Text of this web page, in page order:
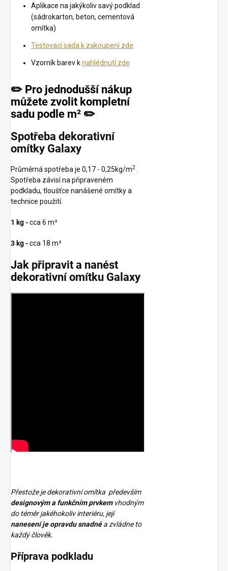
Aplikace na jakýkoliv savý podklad
(sádrokarton, beton, cementová
omítka)
Testovací sada k zakoupení zde
Vzorník barev knahlédnutí zde
✏️ Pro jednodušší nákup
můžete zvolit kompletní
sadu podle m² ✏️
Spotřeba dekorativní
omítky Galaxy
Průměrná spotřeba je 0,17 - 0,25kg/m2
Spotřeba závisí na připraveném
podkladu, tloušťce nanášené omítky a
technice použití.
1 kg -cca 6 m²
3 kg -cca 18 m²
Jak připravit a nanést
dekorativní omítku Galaxy
Přestože je dekorativní omítka především
designovým a funkčním prvkemvhodným
do téměr jakéhokoliv interiéru, její
nanesení je opravdu snadnéa zvládne to
každý člověk.
Příprava podkladu